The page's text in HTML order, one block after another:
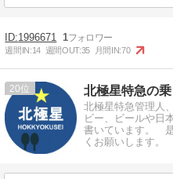
1996671 1
週間IN:14 週間OUT:35 月間IN:70
20 北極星特急の
北極星特急管理人
ビー、ビールや日
書いています。
くお願いします。